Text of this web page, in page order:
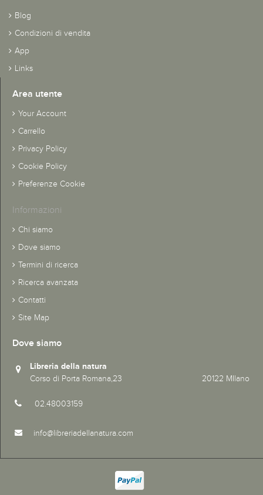
Blog
Condizioni di vendita
App
Links
Area utente
Your Account
Carrello
Privacy Policy
Cookie Policy
Preferenze Cookie
Informazioni
Chi siamo
Dove siamo
Termini di ricerca
Ricerca avanzata
Contatti
Site Map
Dove siamo
Libreria della natura
Corso di Porta Romana,23 20122 MIlano
02.48003159
info@libreriadellanatura.com